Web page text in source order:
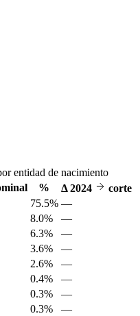
entidad de nacimiento
% Δ2024
corte
75.5% —
8.0%
—
6.3%
—
3.6%
—
2.6%
—
0.4%
—
0.3%
—
0.3%
—